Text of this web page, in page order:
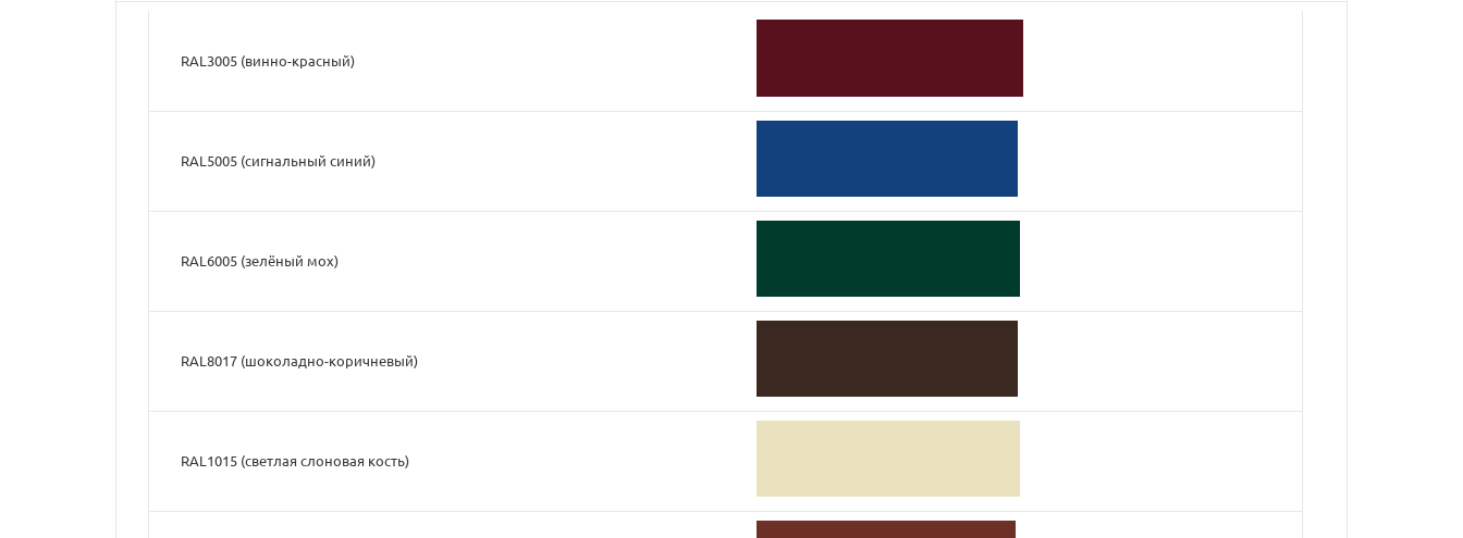
RAL3005 (винно-красный)
RAL5005 (cигнальный синий)
RAL6005 (зелёный мох)
RAL8017 (шоколадно-коричневый)
RAL1015 (светлая слоновая кость)